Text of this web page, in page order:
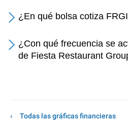
¿En qué bolsa cotiza
¿Con qué frecuencia se
de Fiesta Restaurant
Todas las gráficas financieras